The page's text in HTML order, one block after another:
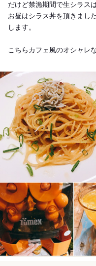
だけど禁漁期間で生シラス
お昼はシラス丼を頂きまし
します。
こちらカフェ風のオシャレ